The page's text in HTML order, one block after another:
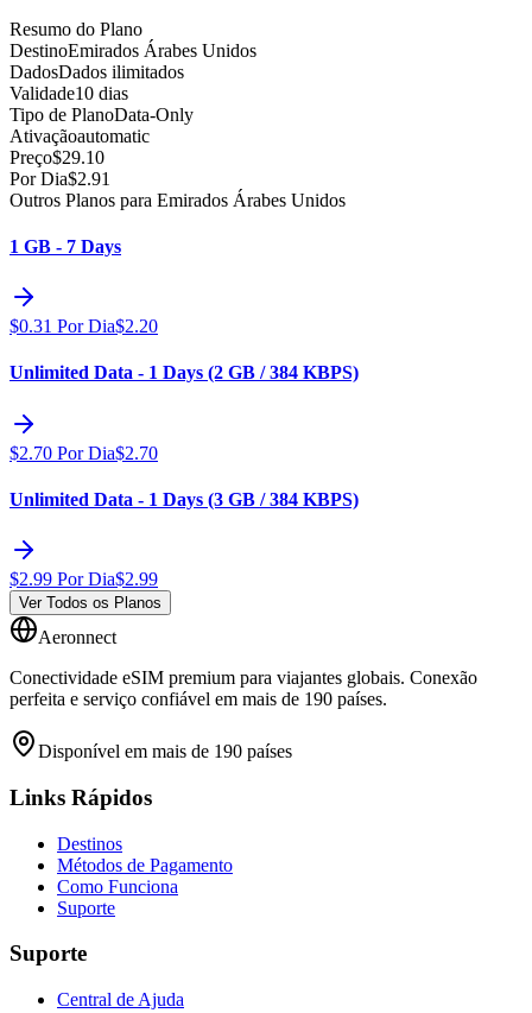
Resumo do Plano
DestinoEmirados Árabes Unidos
DadosDados ilimitados
Validade10 dias
Tipo de PlanoData-Only
Ativaçãoautomatic
Preço$29.10
Por Dia$2.91
Outros Planos para Emirados Árabes Unidos
1 GB - 7 Days
$0.31 Por Dia$2.20
Unlimited Data - 1 Days (2 GB / 384 KBPS)
$2.70 Por Dia$2.70
Unlimited Data - 1 Days (3 GB / 384 KBPS)
$2.99 Por Dia$2.99
Ver Todos os Planos
Aeronnect
Conectividade eSIM premium para viajantes globais. Conexão
perfeita e serviço confiável em mais de 190 países.
Disponível em mais de 190 países
Links Rápidos
Destinos
Métodos de Pagamento
Como Funciona
Suporte
Suporte
Central de Ajuda